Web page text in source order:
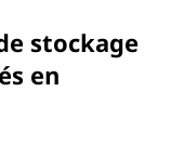
stockage
en